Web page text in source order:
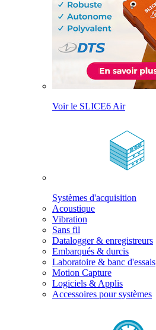
Voir le SLICE6 Air
Systèmes d'acquisition
Acoustique
Vibration
Sans fil
Datalogger & enregistreurs
Embarqués & durcis
Laboratoire & banc d'essais
Motion Capture
Logiciels & Applis
Accessoires pour systèmes